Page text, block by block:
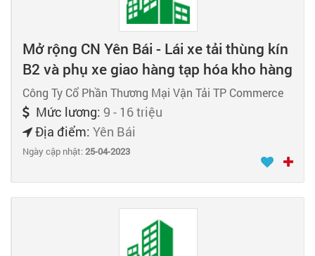
Mở rộng CN Yên Bái - Lái xe tải thùng kín
B2 và phụ xe giao hàng tạp hóa kho hàng
Công Ty Cổ Phần Thương Mại Vận Tải TP Commerce
Mức lương: 9 - 16 triệu
Địa điểm: Yên Bái
Ngày cập nhật:25-04-2023